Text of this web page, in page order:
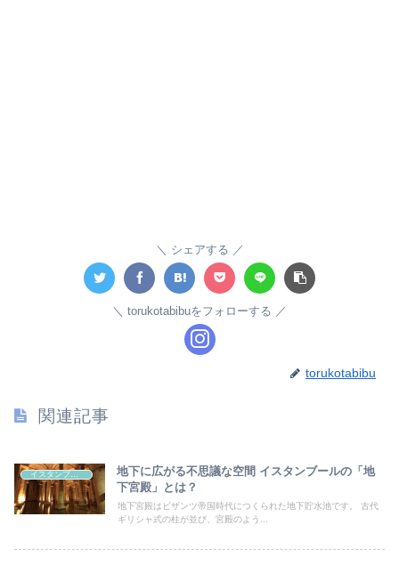
シェアする
torukotabibuをフォローする
torukotabibu
関連記事
イスタンブール
地下に広がる不思議な空間 イスタンブールの「地
下宮殿」とは？
地下宮殿はビザンツ帝国時代につくられた地下貯水池です。 古代
ギリシャ式の柱が並び、宮殿のよう...